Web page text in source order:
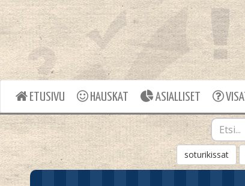
ETUSIVU HAUSKAT ASIALLISET VISAT
soturikissat